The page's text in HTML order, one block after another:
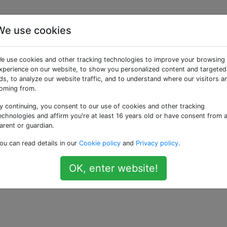
multi-output
o un dispositivo multiuscita in Configurazione MIDI
di uscita audio predefinito, il controllo del volume viene
intensità. Perché è così e come può essere aggirato?
use cookies
use cookies and other tracking technologies to improve your browsing
on our website, to show you personalized content and targeted
to analyze our website traffic, and to understand where our visitors
from.
continuing, you consent to our use of cookies and other tracking
and affirm you're at least 16 years old or have consent from a
or guardian.
can read details in our Cookie policy and Privacy policy.
OK, enter website!